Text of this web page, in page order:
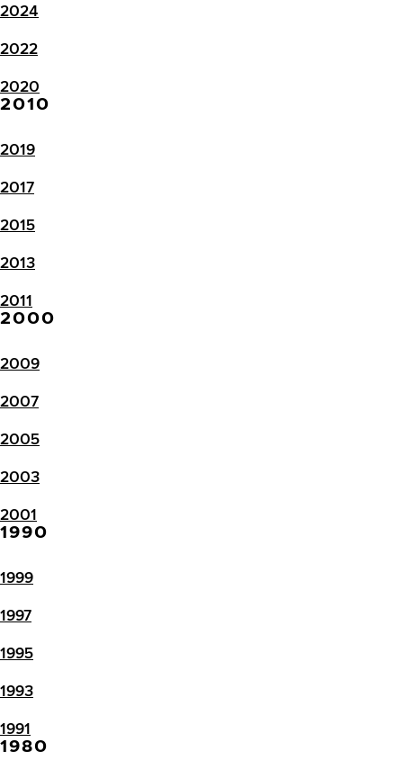
2024
2022
2020
2010
2019
2017
2015
2013
2011
2000
2009
2007
2005
2003
2001
1990
1999
1997
1995
1993
1991
1980